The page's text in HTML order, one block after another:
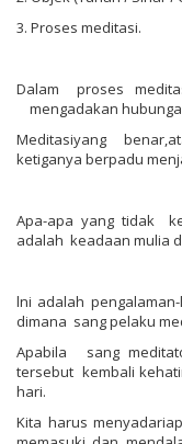
3. Proses meditasi.
Dalam proses
mengadakan
Meditasiyang
ketiganya berpadu​
Apa-apa yang tidak
adalah keadaan mulia
lni adalah
dimana sang pelaku
Apabila sang
tersebut kembali
hari.
Kita harus